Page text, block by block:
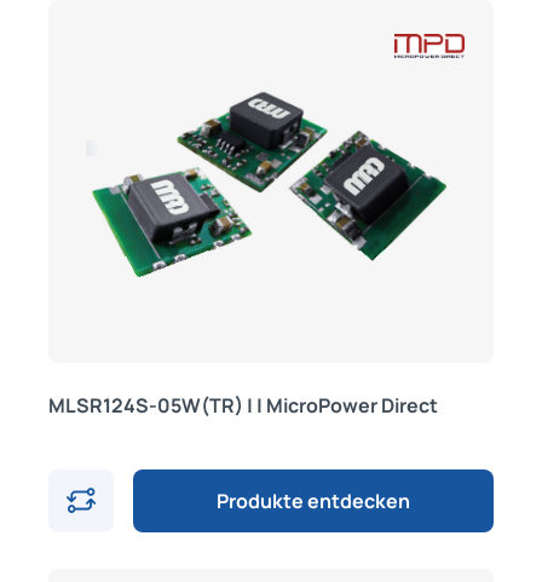
MLSR124S-05W(TR) | | MicroPower Direct
Produkte entdecken